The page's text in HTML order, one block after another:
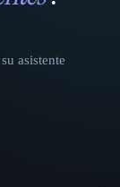
asistente